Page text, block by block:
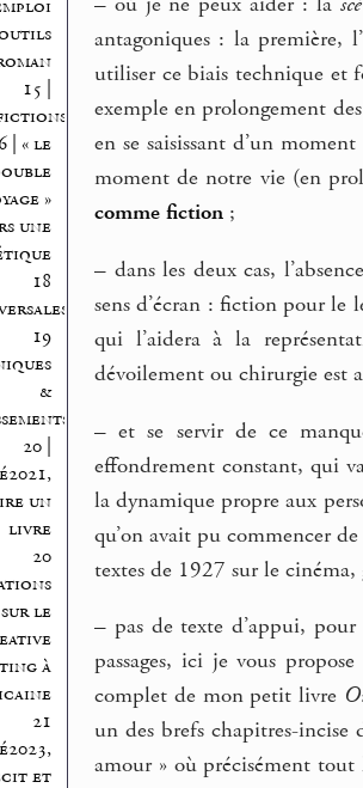
15 |
| « le
»
une
18
19
&
20 |
un
livre
20
sur le
à
21
et
antagoniques : la première,
utiliser ce biais technique et
exemple en prolongement
en se saisissant d’un
moment de notre vie (en
comme fiction ;
– dans les deux cas,
sens d’écran : fiction pour le
qui l’aidera à la
dévoilement ou chirurgie est
– et se servir de ce
effondrement constant, qui
la dynamique propre aux
qu’on avait pu commencer
textes de 1927 sur le cinéma,
– pas de texte d’appui, pour
passages, ici je vous
complet de mon petit livre
un des brefs chapitres-
amour » où précisément